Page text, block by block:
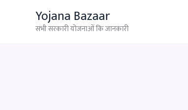
Yojana Bazaar
सभी सरकारी योजनाओं कि जानकारी